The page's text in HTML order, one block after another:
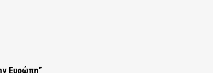
Ευρώπη”